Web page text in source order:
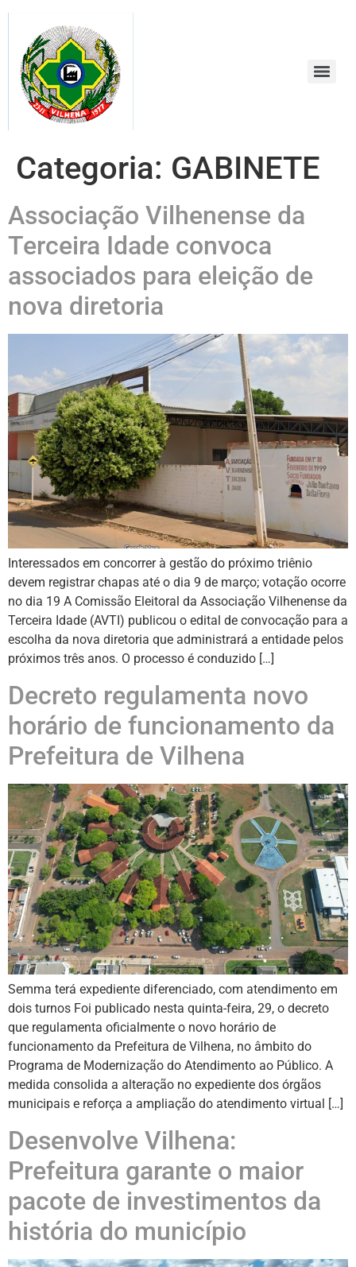
conteúdo
Categoria: GABINETE
Associação Vilhenense da
Terceira Idade convoca
associados para eleição de
nova diretoria
Interessados em concorrer à gestão do próximo triênio
devem registrar chapas até o dia 9 de março; votação ocorre
no dia 19 A Comissão Eleitoral da Associação Vilhenense da
Terceira Idade (AVTI) publicou o edital de convocação para a
escolha da nova diretoria que administrará a entidade pelos
próximos três anos. O processo é conduzido […]
Decreto regulamenta novo
horário de funcionamento da
Prefeitura de Vilhena
Semma terá expediente diferenciado, com atendimento em
dois turnos Foi publicado nesta quinta-feira, 29, o decreto
que regulamenta oficialmente o novo horário de
funcionamento da Prefeitura de Vilhena, no âmbito do
Programa de Modernização do Atendimento ao Público. A
medida consolida a alteração no expediente dos órgãos
municipais e reforça a ampliação do atendimento virtual […]
Desenvolve Vilhena:
Prefeitura garante o maior
pacote de investimentos da
história do município